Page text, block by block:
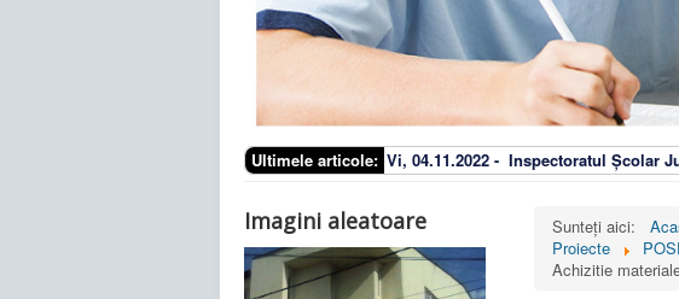
Ultimele articole: Vi, 04.11.2022 - Inspectoratul Școlar
Imagini aleatoare Sunteți aici:
Proiecte
Achizitie